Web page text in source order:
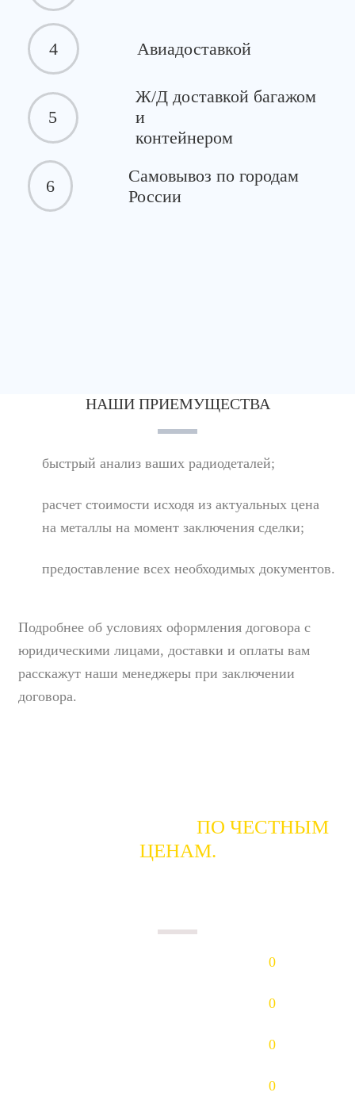
4 Авиадоставкой
5
Ж/Д доставкой багажом
и
контейнером
6
Самовывоз по городам
России
НАШИ ПРИЕМУЩЕСТВА
быстрый анализ ваших радиодеталей;
расчет стоимости исходя из актуальных цена
на металлы на момент заключения сделки;
предоставление всех необходимых документов.
Подробнее об условиях оформления договора с
юридическими лицами, доставки и оплаты вам
расскажут наши менеджеры при заключении
договора.
ПО ЧЕСТНЫМ
ЦЕНАМ.
0
0
0
0